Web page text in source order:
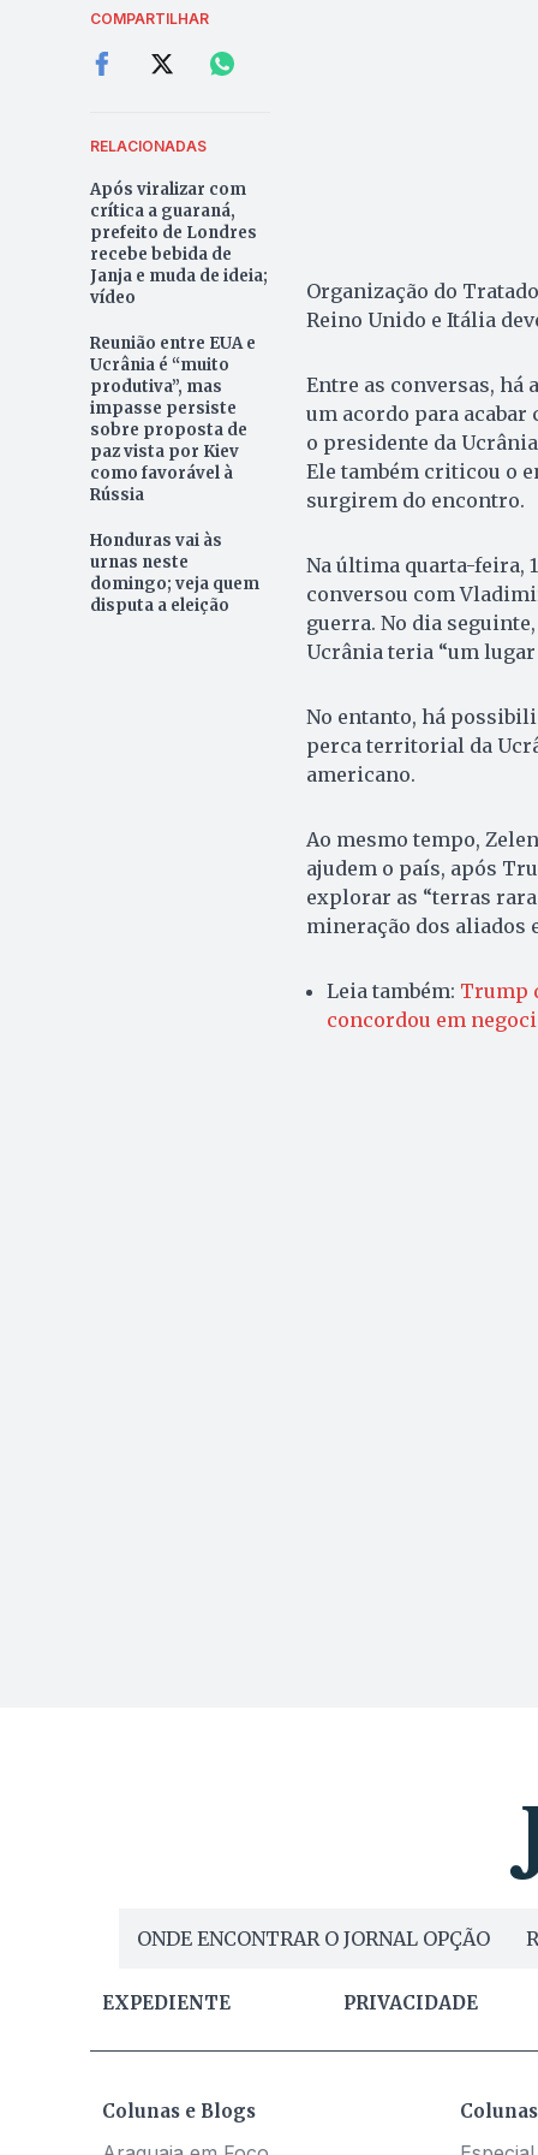
COMPARTILHAR
RELACIONADAS
Após viralizar com
crítica a guaraná,
prefeito de Londres
recebe bebida de
Janja e muda de ideia;
vídeo
Reunião entre EUA e
Ucrânia é “muito
produtiva”, mas
impasse persiste
sobre proposta de
paz vista por Kiev
como favorável à
Rússia
Honduras vai às
urnas neste
domingo; veja quem
disputa a eleição
Organização do
Reino Unido e Itália
Entre as conversas, há
um acordo para acabar
o presidente da
Ele também criticou o
surgirem do encontro.
Na última quarta-feira,
conversou com
guerra. No dia
Ucrânia teria “um lugar
No entanto, há
perca territorial da
americano.
Ao mesmo tempo,
ajudem o país, após
explorar as “terras
mineração dos aliados
Leia também: Trump
concordou em
ONDE ENCONTRAR O JORNAL OPÇÃO
EXPEDIENTE PRIVACIDADE
Colunas e Blogs